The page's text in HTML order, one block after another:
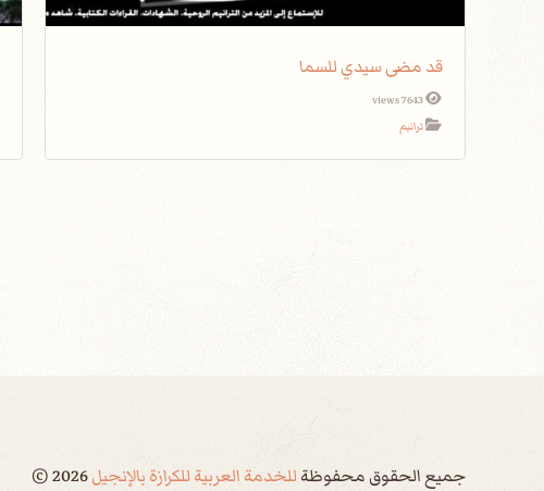
قد مضى سيدي للسما
7643 views
ترانيم
جميع الحقوق محفوظةللخدمة العربية للكرازة بالإنجيل ©2026